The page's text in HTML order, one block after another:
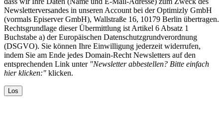
Newsletterversandes in unseren Account bei der Optimizly GmbH
(vormals Episerver GmbH), Wallstraße 16, 10179 Berlin übertragen.
Rechtsgrundlage dieser Übermittlung ist Artikel 6 Absatz 1
Buchstabe a) der Europäischen Datenschutzgrundverordnung
(DSGVO). Sie können Ihre Einwilligung jederzeit widerrufen,
indem Sie am Ende jedes Domain-Recht Newsletters auf den
entsprechenden Link unter "Newsletter abbestellen? Bitte einfach
hier klicken:" klicken.